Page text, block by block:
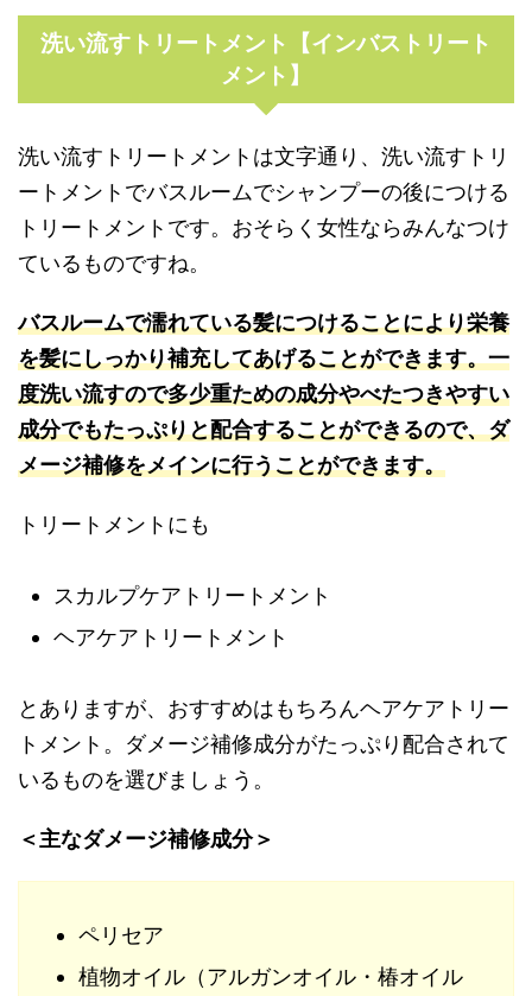
洗い流すトリートメント【インバストリート
メント】
洗い流すトリートメントは文字通り、洗い流すトリ
ートメントでバスルームでシャンプーの後につける
トリートメントです。おそらく女性ならみんなつけ
ているものですね。
バスルームで濡れている髪につけることにより栄養
を髪にしっかり補充してあげることができます。一
度洗い流すので多少重ための成分やべたつきやすい
成分でもたっぷりと配合することができるので、ダ
メージ補修をメインに行うことができます。
トリートメントにも
スカルプケアトリートメント
ヘアケアトリートメント
とありますが、おすすめはもちろんヘアケアトリー
トメント。ダメージ補修成分がたっぷり配合されて
いるものを選びましょう。
＜主なダメージ補修成分＞
ペリセア
植物オイル（アルガンオイル・椿オイル